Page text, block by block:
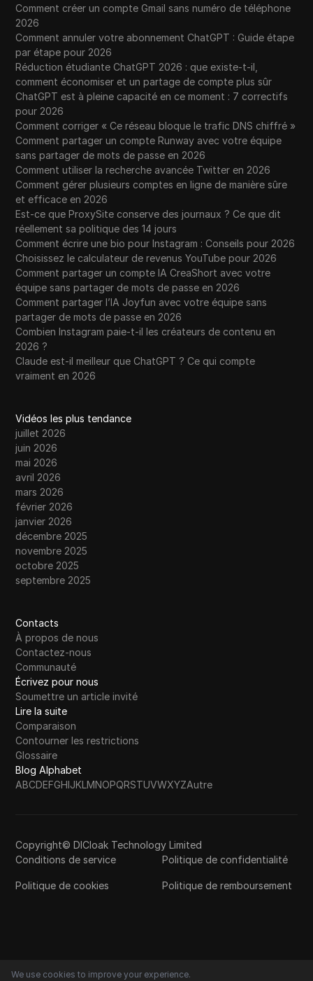
Comment créer un compte Gmail sans numéro de téléphone
2026
Comment annuler votre abonnement ChatGPT : Guide étape
par étape pour 2026
Réduction étudiante ChatGPT 2026 : que existe-t-il,
comment économiser et un partage de compte plus sûr
ChatGPT est à pleine capacité en ce moment : 7 correctifs
pour 2026
Comment corriger « Ce réseau bloque le trafic DNS chiffré »
Comment partager un compte Runway avec votre équipe
sans partager de mots de passe en 2026
Comment utiliser la recherche avancée Twitter en 2026
Comment gérer plusieurs comptes en ligne de manière sûre
et efficace en 2026
Est-ce que ProxySite conserve des journaux ? Ce que dit
réellement sa politique des 14 jours
Comment écrire une bio pour Instagram : Conseils pour 2026
Choisissez le calculateur de revenus YouTube pour 2026
Comment partager un compte IA CreaShort avec votre
équipe sans partager de mots de passe en 2026
Comment partager l’IA Joyfun avec votre équipe sans
partager de mots de passe en 2026
Combien Instagram paie-t-il les créateurs de contenu en
2026 ?
Claude est-il meilleur que ChatGPT ? Ce qui compte
vraiment en 2026
Vidéos les plus tendance
juillet 2026
juin 2026
mai 2026
avril 2026
mars 2026
février 2026
janvier 2026
décembre 2025
novembre 2025
octobre 2025
septembre 2025
Contacts
À propos de nous
Contactez-nous
Communauté
Écrivez pour nous
Soumettre un article invité
Lire la suite
Comparaison
Contourner les restrictions
Glossaire
Blog Alphabet
ABCDEFGHIJKLMNOPQRSTUVWXYZAutre
Copyright© DICloak Technology Limited
Conditions de service
Politique de confidentialité
Politique de cookies Politique de remboursement
We use cookies to improve your experience.